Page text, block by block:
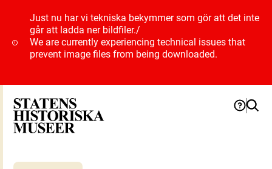
Just nu har vi tekniska bekymmer som gör att det inte
går att ladda ner bildfiler./
We are currently experiencing technical issues that
prevent image files from being downloaded.